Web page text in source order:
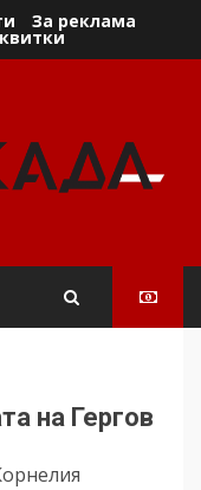
За реклама
на Гергов